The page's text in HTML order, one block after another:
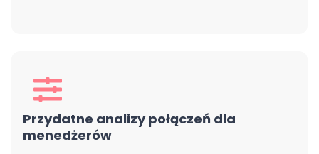
Przydatne analizy połączeń dla
menedżerów